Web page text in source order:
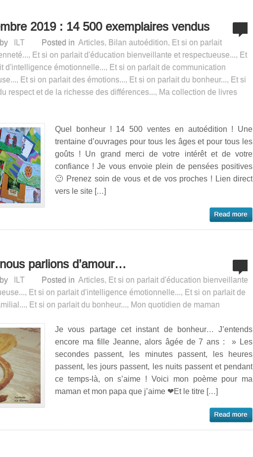
2019 : 14 500 exemplaires vendus
ILT Posted in Articles, Bilan autoédition, Et si on parlait
, Et si on parlait d'éducation bienveillante et respectueuse..., Et
d'intelligence émotionnelle..., Et si on parlait de communication
, Et si on parlait des émotions..., Et si on parlait du bonheur..., Et si
respect et de la richesse des différences..., Ma collection de livres
Quel bonheur ! 14 500 ventes en autoédition ! Une
trentaine d’ouvrages pour tous les âges et pour tous les
goûts ! Un grand merci de votre intérêt et de votre
confiance ! Je vous envoie plein de pensées positives
🙂 Prenez soin de vous et de vos proches ! Lien direct
vers le site […]
parlions d’amour…
ILT Posted in Articles, Et si on parlait d'éducation bienveillante
, Et si on parlait d'intelligence émotionnelle..., Et si on parlait de
, Et si on parlait du bonheur..., Mon quotidien de maman
Je vous partage cet instant de bonheur… J’entends
encore ma fille Jeanne, alors âgée de 7 ans : » Les
secondes passent, les minutes passent, les heures
passent, les jours passent, les nuits passent et pendant
ce temps-là, on s’aime ! Voici mon poème pour ma
maman et mon papa que j’aime ❤Et le titre […]